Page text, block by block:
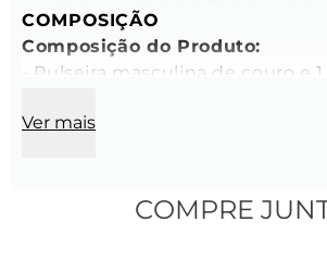
COMPOSIÇÃO
Composição do Produto:
- Pulseira masculina de couro e
- Peso aproximado: 8 gramas
CARACTERÍSTICAS
Ver mais
COMPRE